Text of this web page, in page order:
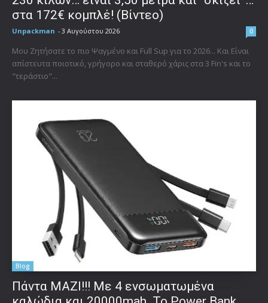
στα 172€ κομπλέ! (Βίντεο)
Unpackman - 3 Αυγούστου 2026 0
Μου Ζητήσατε το πιο Ψαγμένο και Full Sup για το 2026... Και Είναι
απίστευτα ποιοτικό, γρήγορο και σταθερό χάρις στα 3 Fin's και το
"τεράστιο"...
Blog
Πάντα ΜΑΖΙ!!! Με 4 ενσωματωμένα